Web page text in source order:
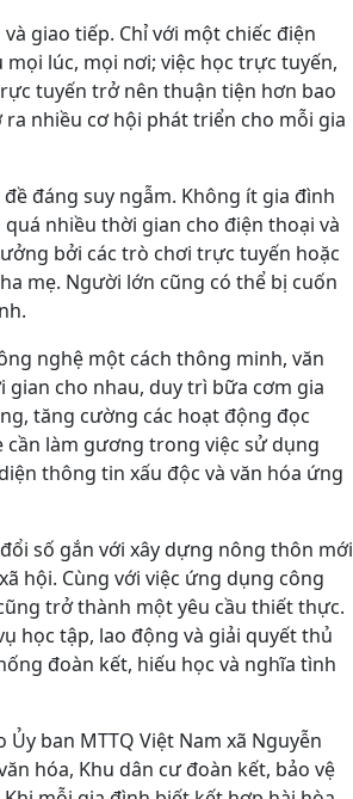
giao tiếp. Chỉ với một chiếc điện
lúc, mọi nơi; việc học trực tuyến,
tuyến trở nên thuận tiện hơn bao
nhiều cơ hội phát triển cho mỗi gia
đáng suy ngẫm. Không ít gia đình
nhiều thời gian cho điện thoại và
bởi các trò chơi trực tuyến hoặc
mẹ. Người lớn cũng có thể bị cuốn
nghệ một cách thông minh, văn
cho nhau, duy trì bữa cơm gia
tăng cường các hoạt động đọc
cần làm gương trong việc sử dụng
thông tin xấu độc và văn hóa ứng
số gắn với xây dựng nông thôn mới
hội. Cùng với việc ứng dụng công
trở thành một yêu cầu thiết thực.
học tập, lao động và giải quyết thủ
đoàn kết, hiếu học và nghĩa tình
ban MTTQ Việt Nam xã Nguyễn
hóa, Khu dân cư đoàn kết, bảo vệ